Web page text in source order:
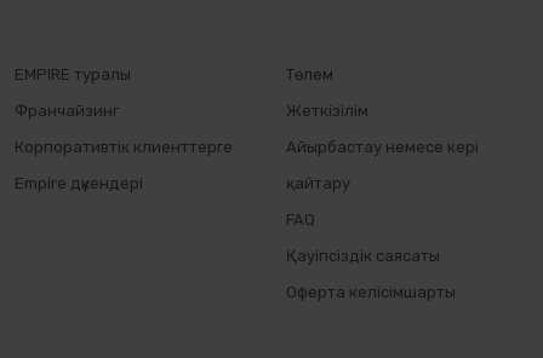
EMPIRE туралы
Франчайзинг
Корпоративтік клиенттерге
Empire дүкендері
Төлем
Жеткізілім
Айырбастау немесе кері
қайтару
FAQ
Қауіпсіздік саясаты
Оферта келісімшарты